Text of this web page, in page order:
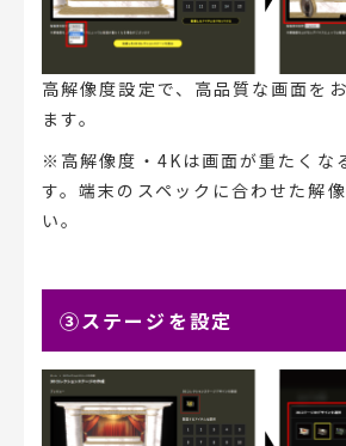
高解像度設定で、高品質な画面を
ます。
※高解像度・4Kは画面が重たくな
す。端末のスペックに合わせた解
い。
③ステージを設定